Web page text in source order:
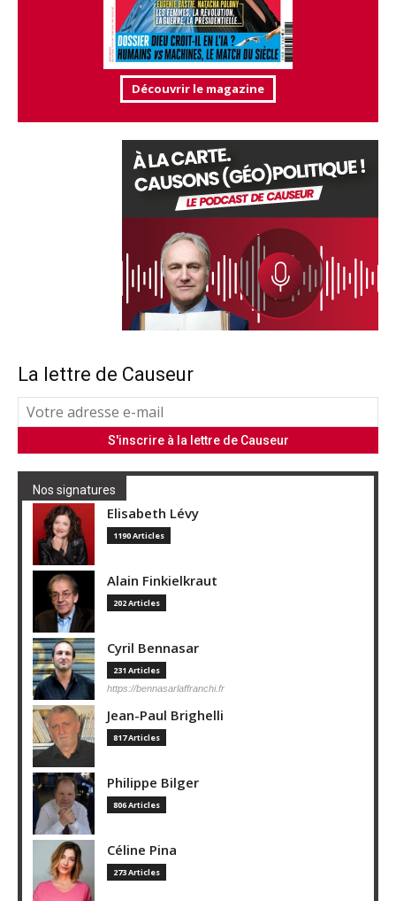
Découvrir le magazine
La lettre de Causeur
Nos signatures
Elisabeth Lévy
1190 Articles
Alain Finkielkraut
202 Articles
Cyril Bennasar
231 Articles
https://bennasarlaffranchi.fr
Jean-Paul Brighelli
817 Articles
Philippe Bilger
806 Articles
Céline Pina
273 Articles